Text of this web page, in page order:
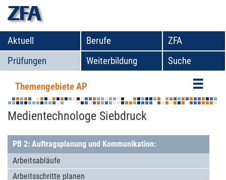
zfa
Aktuell Berufe
ZFA
Prüfungen
Weiterbildung Suche
Themengebiete AP
Themengebiete Abschlussprüfung
Medientechnologe Siebdruck
PB 2: Auftragsplanung und Kommunikation:
Arbeits­ab­läufe
Arbeits­schritte planen